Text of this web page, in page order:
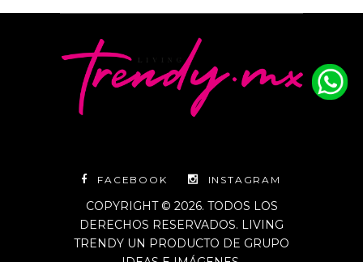
FACEBOOK INSTAGRAM
COPYRIGHT © 2026. TODOS LOS
DERECHOS RESERVADOS. LIVING
TRENDY UN PRODUCTO DE GRUPO